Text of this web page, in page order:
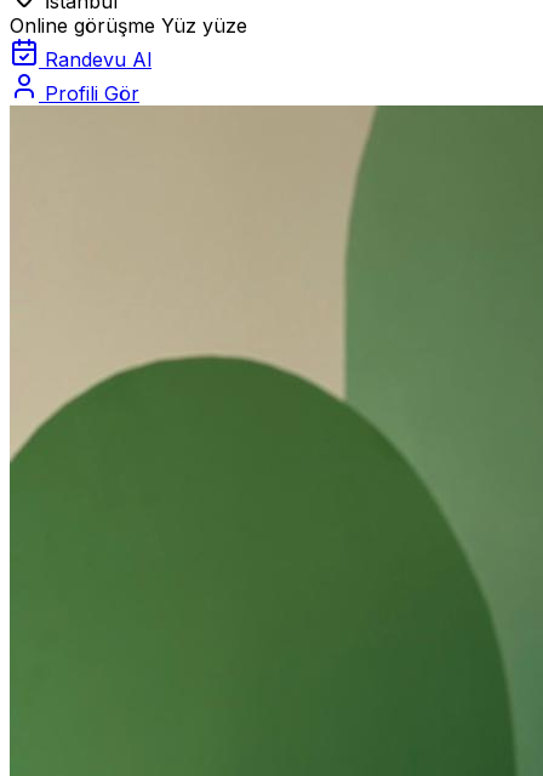
Online görüşme Yüz yüze
Randevu Al
Profili Gör